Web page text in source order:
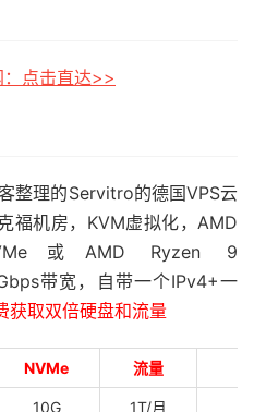
点击直达>>
整理的Servitro的德国VPS云
福机房，KVM虚拟化，AMD
或AMD Ryzen 9
带宽，自带一个IPv4+一
获取双倍硬盘和流量
NVMe 流量
10G 1T/月